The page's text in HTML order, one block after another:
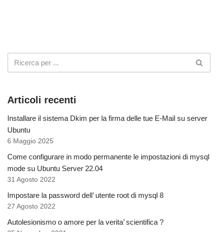
Articoli recenti
Installare il sistema Dkim per la firma delle tue E-Mail su server
Ubuntu
6 Maggio 2025
Come configurare in modo permanente le impostazioni di mysql
mode su Ubuntu Server 22.04
31 Agosto 2022
Impostare la password dell’ utente root di mysql 8
27 Agosto 2022
Autolesionismo o amore per la verita’ scientifica ?